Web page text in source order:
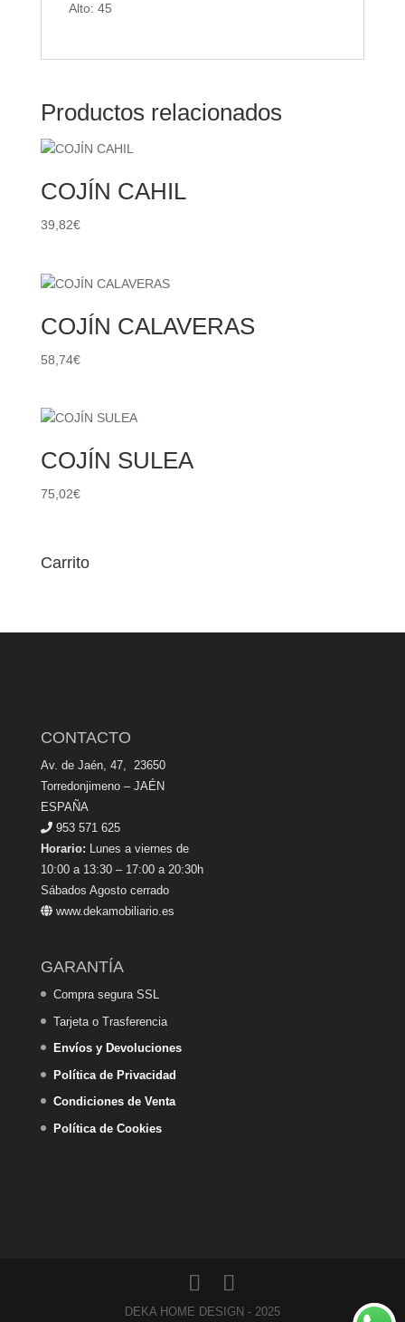
Alto: 45
Productos relacionados
COJÍN CAHIL
39,82€
COJÍN CALAVERAS
58,74€
COJÍN SULEA
75,02€
Carrito
CONTACTO
Av. de Jaén, 47, 23650
Torredonjimeno – JAÉN
ESPAÑA
953 571 625
Horario: Lunes a viernes de
10:00 a 13:30 – 17:00 a 20:30h
Sábados Agosto cerrado
www.dekamobiliario.es
GARANTÍA
Compra segura SSL
Tarjeta o Trasferencia
Envíos y Devoluciones
Política de Privacidad
Condiciones de Venta
Política de Cookies
DEKA HOME DESIGN - 2025